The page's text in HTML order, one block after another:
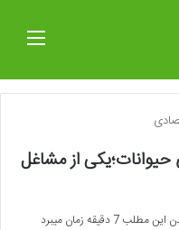
از مشاغل
مطلب 7 دقیقه زمان میبرد